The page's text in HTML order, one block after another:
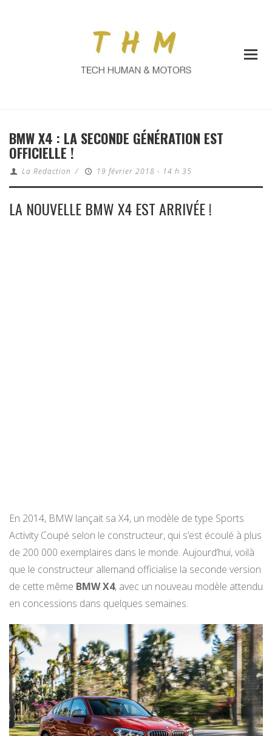
BMW X4 : LA SECONDE GÉNÉRATION EST
OFFICIELLE !
La Redaction / 19 février 2018 - 14 h 35
LA NOUVELLE BMW X4 EST ARRIVÉE !
En 2014, BMW lançait sa X4, un modèle de type Sports
Activity Coupé selon le constructeur, qui s’est écoulé à plus
de 200 000 exemplaires dans le monde. Aujourd’hui, voilà
que le constructeur allemand officialise la seconde version
de cette même BMW X4, avec un nouveau modèle attendu
en concessions dans quelques semaines.